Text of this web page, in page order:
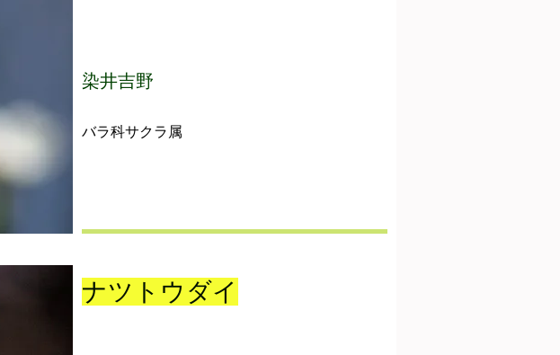
染井吉野
バラ科サクラ属
ナツトウダイ